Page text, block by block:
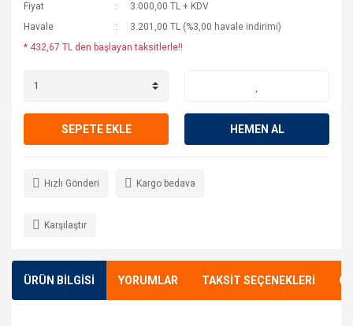
Fiyat
3.000,00 TL + KDV
Havale
3.201,00 TL (%3,00 havale indirimi)
* 432,67 TL den başlayan taksitlerle!!
SEPETE EKLE HEMEN AL
Hızlı Gönderi Kargo bedava
Karşılaştır
ÜRÜN BİLGİSİ YORUMLAR TAKSİT SEÇENEKLERİ